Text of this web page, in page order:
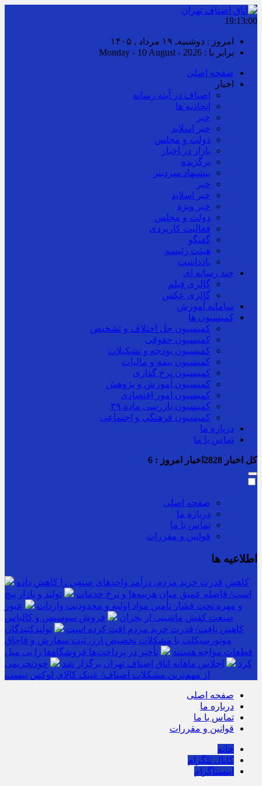
19:13:00
امروز : دوشنبه, ۱۹ مرداد , ۱۴۰۵
برابر با : Monday - 10 August - 2026
صفحه اصلی
اخبار
اصناف در آینه رسانه
اتحادیه ها
خبر
خبر اسلايد
دولت و مجلس
بازار در اخبار
برگزیده
پیشنهاد سردبیر
خبر
خبر اسلايد
خبر ویژه
دولت و مجلس
فعالیت کاربردی
گفتگو
هیئت رئیسه
یادداشت
چند رسانه ای
گالری فیلم
گالری عکس
سامانه آموزش
کمیسیون ها
کمیسیون حل اختلاف و تشخیص
کمیسیون حقوقی
کمیسیون بودجه و تشکیلات
کمیسیون بیمه و مالیات
کمیسیون نرخ گذاری
کمیسیون آموزش و پژوهش
کمیسیون امور اقتصادی
کمیسیون بازرسی ماده ۳۹
کمیسیون فرهنگی و اجتماعی
درباره ما
تماس با ما
کل اخبار اخبار امروز : 6
صفحه اصلی
درباره ما
تماس با ما
قوانین و مقررات
اطلاعیه ها
کاهش قدرت خرید مردم، درآمد واحدهای صنفی را کاهش داده
است/ فاصله عمیق میان هزینه‌ها و نرخ خدمات
تولید و بازار پیچ
و مهره تحت فشار تأمین مواد اولیه و محدودیت واردات
عبور
صنعت کفش ماشینی از بحران
فروش سوسیس و کالباس
کاهش یافت/ قدرت خرید مردم افت کرده است
تولیدکنندگان
موتورسیکلت با مشکلات تخصیص ارز، ثبت سفارش و قاچاق
قطعات مواجه هستند
تأخیر در پرداخت‌ها فروشگاه‌ها را بی میل
کرد
اجلاس ماهانه اتاق اصناف تهران برگزار شد
خودتحریمی
از مهم‌ترین مشکلات اصناف/ عینک کالای لوکس نیست
صفحه اصلی
درباره ما
تماس با ما
قوانین و مقررات
خانه
کانال تلگرام
اینستاگرام